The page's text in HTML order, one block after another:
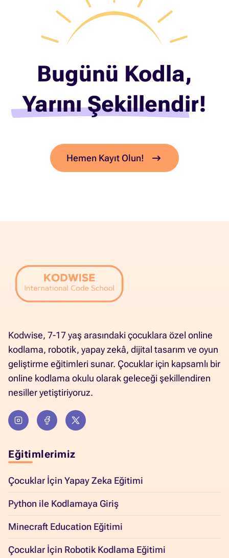
Bugünü Kodla,
Yarını Şekillendir!
Hemen Kayıt Olun!
Kodwise, 7-17 yaş arasındaki çocuklara özel online
kodlama, robotik, yapay zekâ, dijital tasarım ve oyun
geliştirme eğitimleri sunar. Çocuklar için kapsamlı bir
online kodlama okulu olarak geleceği şekillendiren
nesiller yetiştiriyoruz.
Eğitimlerimiz
Çocuklar İçin Yapay Zeka Eğitimi
Python ile Kodlamaya Giriş
Minecraft Education Eğitimi
Çocuklar İçin Robotik Kodlama Eğitimi